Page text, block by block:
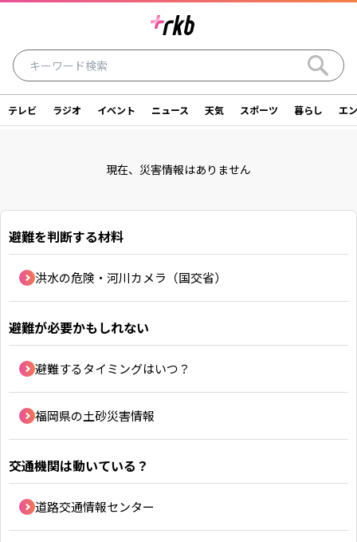
テレビ ラジオ イベント ニュース
スポーツ 暮らし
後援依頼申請について
RKB毎日ホールディングス
テレビ ラジオ イベント ニュース 天気 スポーツ 暮らし エ
現在、災害情報はありません
避難を判断する材料
洪水の危険・河川カメラ（国交省）
避難が必要かもしれない
避難するタイミングはいつ？
福岡県の土砂災害情報
交通機関は動いている？
道路交通情報センター